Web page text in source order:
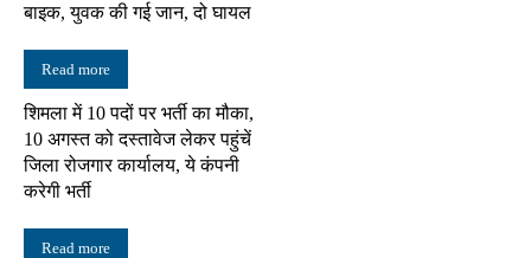
बाइक, युवक की गई जान, दो घायल
Read more
शिमला में 10 पदों पर भर्ती का मौका,
10 अगस्त को दस्तावेज लेकर पहुंचें
जिला रोजगार कार्यालय, ये कंपनी
करेगी भर्ती
Read more